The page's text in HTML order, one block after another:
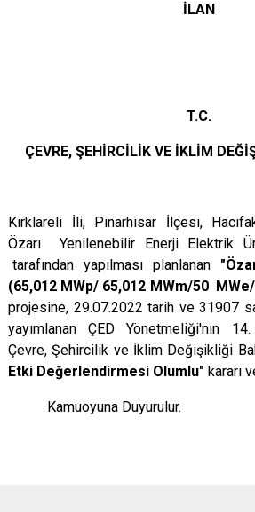
İLAN
T.C.
ÇEVRE, ŞEHİRCİLİK VE İKLİM
Kırklareli İli, Pınarhisar İlçesi,
Özarı Yenilenebilir Enerji Elektrik
tarafından yapılması planlanan
(65,012 MWp/ 65,012 MWm/50
projesine, 29.07.2022 tarih ve 31907
yayımlanan ÇED Yönetmeliği'nin
Çevre, Şehircilik ve İklim Değişikliği
Etki Değerlendirmesi Olumlu" kararı
Kamuoyuna Duyurulur.